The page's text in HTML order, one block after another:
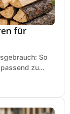
für
So
zu